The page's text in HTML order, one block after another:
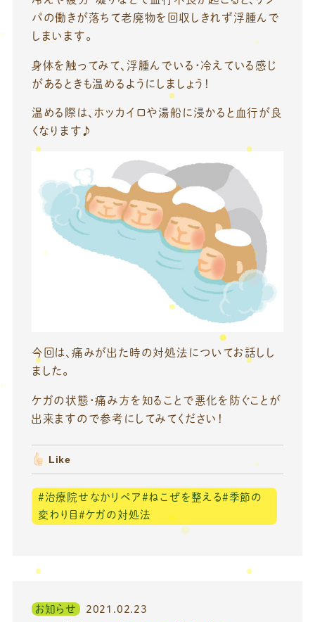
パの働きが落ちて老廃物を回収しきれず浮腫んで
しまいます。
身体を触ってみて、浮腫んでいる・冷えている感じ
があるときも温めるようにしましょう！
温める際は、ホッカイロや湯船に浸かると血行が良
くなります♪
今回は、痛みが出た時の対処法についてお話しし
ました。
ケガの状態・痛み方を知ることで悪化を防ぐことが
出来ますので参考にしてみてください！
Like
＃治療院せなかリペア＃ねこぜを整える＃季節の
変わり目＃ケガの対処法
お知らせ 2021.02.23